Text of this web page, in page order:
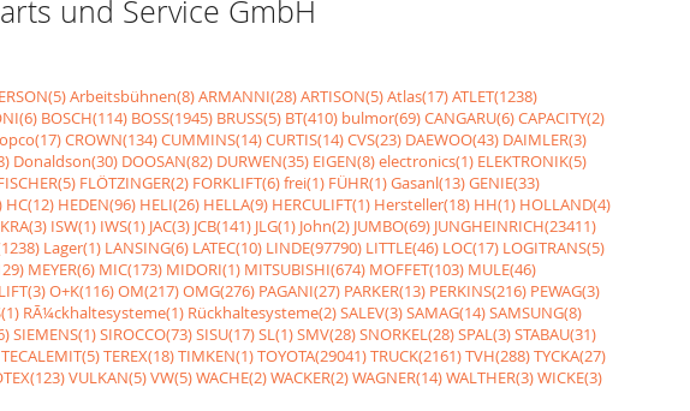
und Service GmbH
Arbeitsbühnen(8)ARMANNI(28)ARTISON(5)Atlas(17)ATLET(1238)
BOSCH(114) BOSS(1945) BRUSS(5) BT(410) bulmor(69)CANGARU(6)CAPACITY(2)
CROWN(134)CUMMINS(14)CURTIS(14)CVS(23) DAEWOO(43) DAIMLER(3)
Donaldson(30) DOOSAN(82) DURWEN(35) EIGEN(8)electronics(1) ELEKTRONIK(5)
FLÖTZINGER(2) FORKLIFT(6)frei(1) FÜHR(1)Gasanl(13)GENIE(33)
HC(12) HEDEN(96) HELI(26) HELLA(9) HERCULIFT(1) Hersteller(18) HH(1) HOLLAND(4)
ISW(1) IWS(1) JAC(3) JCB(141) JLG(1) John(2) JUMBO(69) JUNGHEINRICH(23411)
Lager(1) LANSING(6) LATEC(10) LINDE(97790) LITTLE(46) LOC(17) LOGITRANS(5)
MEYER(6) MIC(173) MIDORI(1) MITSUBISHI(674) MOFFET(103) MULE(46)
O+K(116)OM(217)OMG(276) PAGANI(27) PARKER(13) PERKINS(216) PEWAG(3)
RÃ¼ckhaltesysteme(1) Rückhaltesysteme(2)SALEV(3)SAMAG(14)SAMSUNG(8)
SIEMENS(1)SIROCCO(73)SISU(17)SL(1)SMV(28)SNORKEL(28)SPAL(3)STABAU(31)
TECALEMIT(5)TEREX(18)TIMKEN(1)TOYOTA(29041)TRUCK(2161)TVH(288)TYCKA(27)
VULKAN(5)VW(5)WACHE(2)WACKER(2)WAGNER(14)WALTHER(3)WICKE(3)